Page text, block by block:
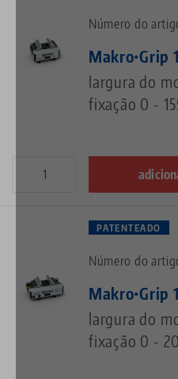
Número do
Makro•Grip
largura do
fixação 0 -
PATENTEADO
Número do
Makro•Grip
largura do
fixação 0 -